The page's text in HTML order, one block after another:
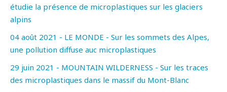
étudie la présence de microplastiques sur les glaciers
alpins
04 août 2021 - LE MONDE - Sur les sommets des Alpes,
une pollution diffuse auc microplastiques
29 juin 2021 - MOUNTAIN WILDERNESS - Sur les traces
des microplastiques dans le massif du Mont-Blanc